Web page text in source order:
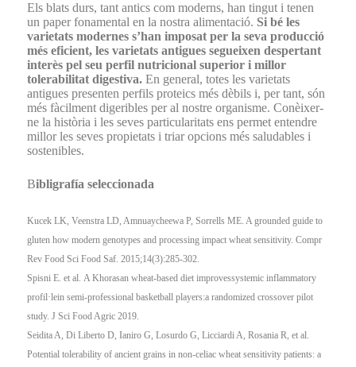
Els blats durs, tant antics com moderns, han tingut i tenen
un paper fonamental en la nostra alimentació. Si bé les
varietats modernes s’han imposat per la seva producció
més eficient, les varietats antigues segueixen despertant
interès pel seu perfil nutricional superior i millor
tolerabilitat digestiva. En general, totes les varietats
antigues presenten perfils proteics més dèbils i, per tant, són
més fàcilment digeribles per al nostre organisme. Conèixer-
ne la història i les seves particularitats ens permet entendre
millor les seves propietats i triar opcions més saludables i
sostenibles.
Bibligrafía seleccionada
Kucek LK, Veenstra LD, Amnuaycheewa P, Sorrells ME. A grounded guide to
gluten how modern genotypes and processing impact wheat sensitivity. Compr
Rev Food Sci Food Saf. 2015;14(3):285-302.
Spisni E. et al. A Khorasan wheat-based diet improvessystemic inflammatory
profil·lein semi-professional basketball players:a randomized crossover pilot
study. J Sci Food Agric 2019.
Seidita A, Di Liberto D, Ianiro G, Losurdo G, Licciardi A, Rosania R, et al.
Potential tolerability of ancient grains in non-celiac wheat sensitivity patients: a